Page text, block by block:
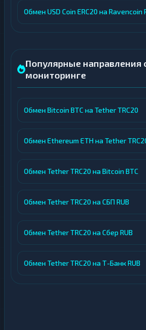
Обмен USD Coin ERC20 на Ravencoin
Популярные направления
мониторинге
Обмен Bitcoin BTC на Tether TRC20
Обмен Ethereum ETH на Tether
Обмен Tether TRC20 на Bitcoin BTC
Обмен Tether TRC20 на СБП RUB
Обмен Tether TRC20 на Сбер RUB
Обмен Tether TRC20 на Т-Банк RUB